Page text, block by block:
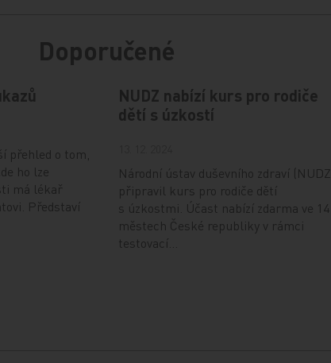
Doporučené
přehled o tom,
ho lze
má lékař
Představí
NUDZ nabízí kurs pro rodiče
dětí s úzkostí
Národní ústav duševního zdraví
připravil kurs pro rodiče dětí
s úzkostmi. Účast nabízí zdarma ve 14
městech České republiky v rámci
testovací…